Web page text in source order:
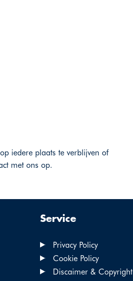
iedere plaats te verblijven of
met ons op.
Service
Privacy Policy
Cookie Policy
Discaimer & Copyright